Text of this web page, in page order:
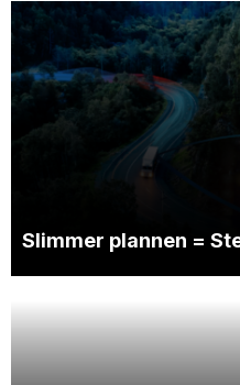
Slimmer plannen =